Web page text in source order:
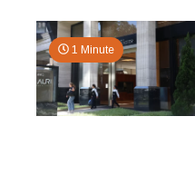
1 Minute